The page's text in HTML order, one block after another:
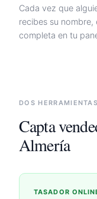
Cada vez que
recibes su
completa en tu
DOS
Capta
Almería
TASADOR